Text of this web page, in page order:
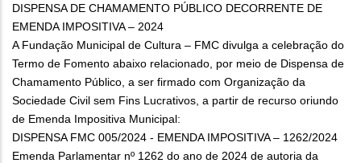
DISPENSA DE CHAMAMENTO PÚBLICO DECORRENTE DE
EMENDA IMPOSITIVA – 2024
A Fundação Municipal de Cultura – FMC divulga a celebração do
Termo de Fomento abaixo relacionado, por meio de Dispensa de
Chamamento Público, a ser firmado com Organização da
Sociedade Civil sem Fins Lucrativos, a partir de recurso oriundo
de Emenda Impositiva Municipal:
DISPENSA FMC 005/2024 - EMENDA IMPOSITIVA – 1262/2024
Emenda Parlamentar nº 1262 do ano de 2024 de autoria da